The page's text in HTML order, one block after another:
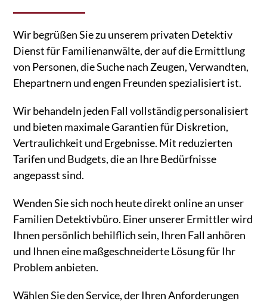
Wir begrüßen Sie zu unserem privaten Detektiv
Dienst für Familienanwälte, der auf die Ermittlung
von Personen, die Suche nach Zeugen, Verwandten,
Ehepartnern und engen Freunden spezialisiert ist.
Wir behandeln jeden Fall vollständig personalisiert
und bieten maximale Garantien für Diskretion,
Vertraulichkeit und Ergebnisse. Mit reduzierten
Tarifen und Budgets, die an Ihre Bedürfnisse
angepasst sind.
Wenden Sie sich noch heute direkt online an unser
Familien Detektivbüro. Einer unserer Ermittler wird
Ihnen persönlich behilflich sein, Ihren Fall anhören
und Ihnen eine maßgeschneiderte Lösung für Ihr
Problem anbieten.
Wählen Sie den Service, der Ihren Anforderungen